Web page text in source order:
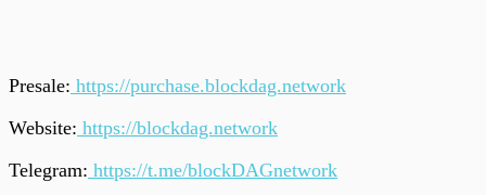
Presale: https://purchase.blockdag.network
Website: https://blockdag.network
Telegram: https://t.me/blockDAGnetwork